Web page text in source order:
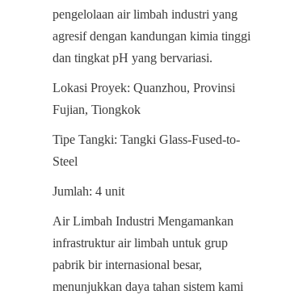
pengelolaan air limbah industri yang
agresif dengan kandungan kimia tinggi
dan tingkat pH yang bervariasi.
Lokasi Proyek: Quanzhou, Provinsi
Fujian, Tiongkok
Tipe Tangki: Tangki Glass-Fused-to-
Steel
Jumlah: 4 unit
Air Limbah Industri Mengamankan
infrastruktur air limbah untuk grup
pabrik bir internasional besar,
menunjukkan daya tahan sistem kami